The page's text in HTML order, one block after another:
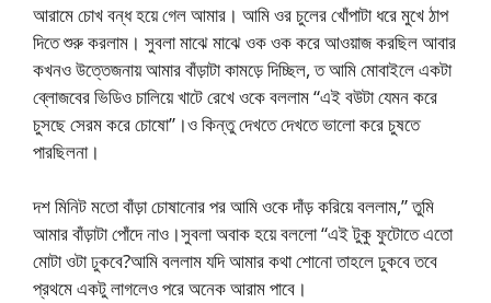
আরামে চোখ বন্ধ হয়ে গেল আমার। আমি ওর চুলের খোঁপাটা ধরে মুখে ঠাপ
দিতে শুরু করলাম। সুবলা মাঝে মাঝে ওক ওক করে আওয়াজ করছিল আবার
কখনও উত্তেজনায় আমার বাঁড়াটা কামড়ে দিচ্ছিল, ত আমি মোবাইলে একটা
ব্লোজবের ভিডিও চালিয়ে খাটে রেখে ওকে বললাম “এই বউটা যেমন করে
চুসছে সেরম করে চোষো”।ও কিন্তু দেখতে দেখতে ভালো করে চুষতে
পারছিলনা।
দশ মিনিট মতো বাঁড়া চোষানোর পর আমি ওকে দাঁড় করিয়ে বললাম,” তুমি
আমার বাঁড়াটা পোঁদে নাও।সুবলা অবাক হয়ে বললো “এই টুকু ফুটোতে এতো
মোটা ওটা ঢুকবে?আমি বললাম যদি আমার কথা শোনো তাহলে ঢুকবে তবে
প্রথমে একটু লাগলেও পরে অনেক আরাম পাবে।